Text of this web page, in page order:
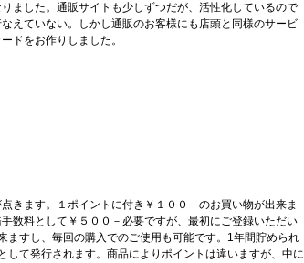
ました。通販サイトも少しずつだが、活性化しているので
えていない。しかし通販のお客様にも店頭と同様のサービ
ドをお作りしました。
きます。１ポイントに付き￥１００－のお買い物が出来ま
数料として￥５００－必要ですが、最初にご登録いただい
ますし、毎回の購入でのご使用も可能です。1年間貯められ
して発行されます。商品によりポイントは違いますが、中に